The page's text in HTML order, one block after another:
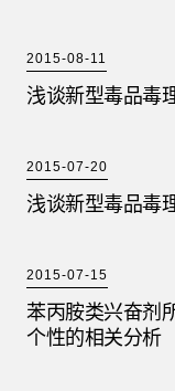
2015-08-11
浅谈新型毒品毒
2015-07-20
浅谈新型毒品毒
2015-07-15
苯丙胺类兴奋剂
个性的相关分析